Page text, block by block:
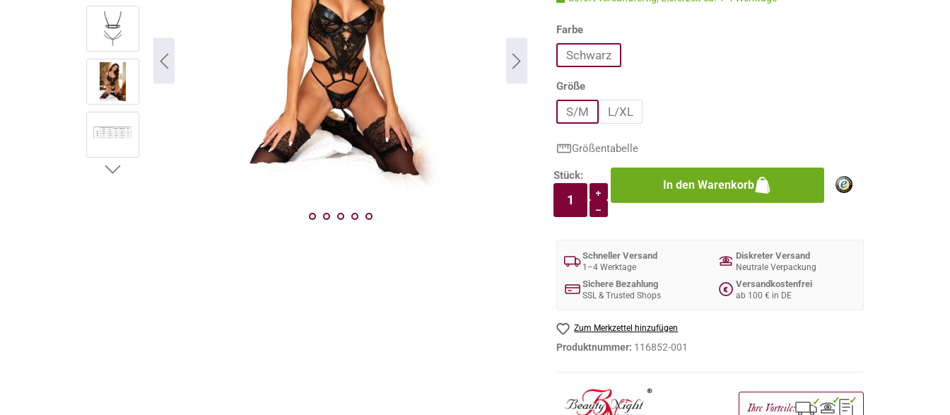
Farbeauswählen
Schwarz
Größeauswählen
S/M L/XL
Größentabelle
Produkt Anzahl: Gib den gewünschten Wert ein
Stück:
+
−
In den Warenkorb
Schneller Versand
1–4 Werktage
Diskreter Versand
Neutrale Verpackung
Sichere Bezahlung
SSL & Trusted Shops
€
Versandkostenfrei
ab 100 € in DE
Zum Merkzettel hinzufügen
Produktnummer: 116852-001
Ihre Vorteile: ✓ ✓ ✓